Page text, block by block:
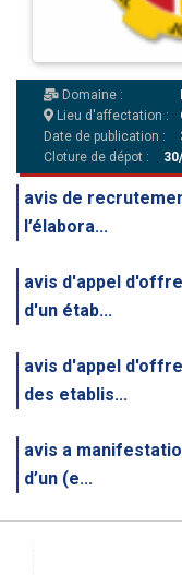
Domaine :
Lieu d'affectation :
Date de publication :
Cloture de dépot :
avis de
l’élabora...
avis d'appel
d'un étab...
avis d'appel
des etablis...
avis a
d’un (e...